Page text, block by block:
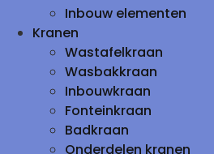
Inbouw elementen
Kranen
Wastafelkraan
Wasbakkraan
Inbouwkraan
Fonteinkraan
Badkraan
Onderdelen kranen